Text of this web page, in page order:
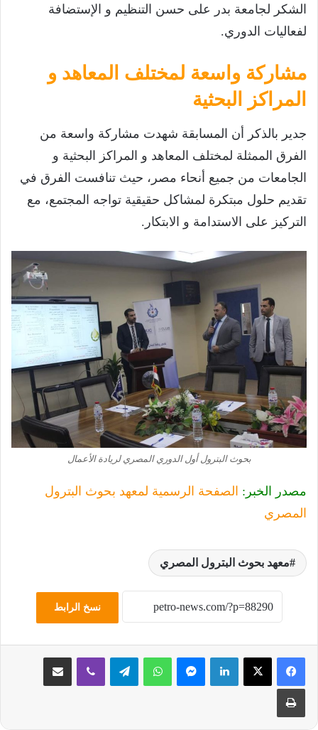
الشكر لجامعة بدر على حسن التنظيم و الإستضافة
لفعاليات الدوري.
مشاركة واسعة لمختلف المعاهد و
المراكز البحثية
جدير بالذكر أن المسابقة شهدت مشاركة واسعة من
الفرق الممثلة لمختلف المعاهد و المراكز البحثية و
الجامعات من جميع أنحاء مصر، حيث تنافست الفرق في
تقديم حلول مبتكرة لمشاكل حقيقية تواجه المجتمع، مع
التركيز على الاستدامة و الابتكار.
بحوث البترول أول الدوري المصري لريادة الأعمال
مصدر الخبر: الصفحة الرسمية لمعهد بحوث البترول
المصري
معهد بحوث البترول المصري
نسخ الرابط
لينكدإن ماسنجر واتساب تيلقرام ڤايبر مشاركة عبر البريد
طباعة